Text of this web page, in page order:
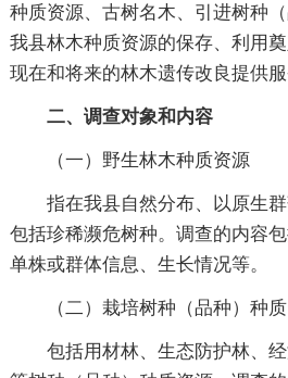
种质资源、古树名木、引进树种
我县林木种质资源的保存、利用
现在和将来的林木遗传改良提供服
二、调查对象和内容
（一）野生林木种质资源
指在我县自然分布、以原生
包括珍稀濒危树种。调查的内容
单株或群体信息、生长情况等。
（二）栽培树种（品种）种
包括用材林、生态防护林、